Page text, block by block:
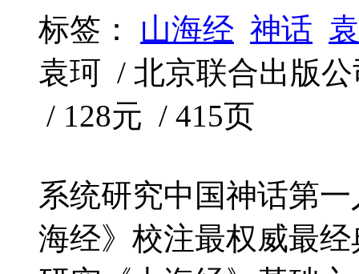
标签： 山海经 神话
袁珂 / 北京联合出版
/ 128元 / 415页
系统研究中国神话第
海经》校注最权威最